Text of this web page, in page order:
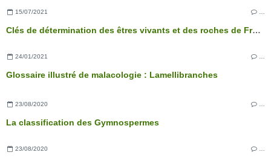
15/07/2021
Clés de détermination des êtres vivants et des roches de France - 3ème édition
24/01/2021
Glossaire illustré de malacologie : Lamellibranches
23/08/2020 …
La classification des Gymnospermes
23/08/2020